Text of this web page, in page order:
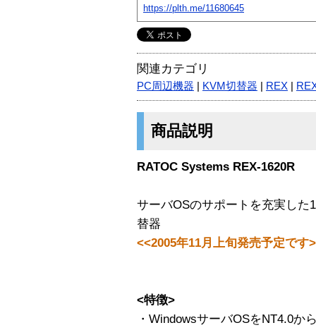
https://plth.me/11680645
関連カテゴリ
PC周辺機器 KVM切替器 REX
商品説明
RATOC Systems REX-1620R
サーバOSのサポートを充実した
替器
<<2005年11月上旬発売予定です
<特徴>
・WindowsサーバOSをNT4.0か